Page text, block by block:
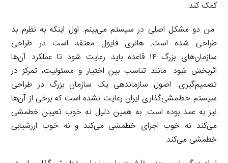
کمک کند.
من دو مشکل اصلی در سیستم می‌بینم. اول اینکه به نظرم بد
طراحی شده است. هانری فایول معتقد است در طراحی
سازمان‌های بزرگ ۱۴ قاعده باید رعایت شود تا عملکرد آن‌ها
اثربخش شود. مانند تناسب بین اختیار و مسئولیت، تمرکز در
تصمیم‌گیری. اصول سازماندهی یک سازمان بزرگ در طراحی
سیستم خط‌مشی‌گذاری ایران رعایت نشده است که برخی از آن‌ها
نیز به عمد بوده است. به همین دلیل نه خوب تعیین خطمشی
می‌کند نه خوب اجرای خطمشی می‌کند و نه خوب ارزشیابی
خطمشی می‌کند.